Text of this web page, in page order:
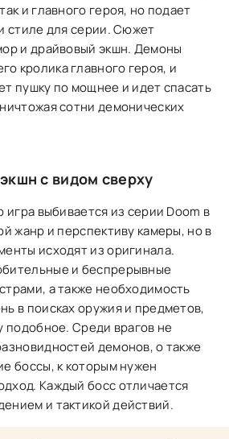
и главного героя, но подает
стиле для серии. Сюжет
и драйвовый экшн. Демоны
кролика главного героя, и
пушку по мощнее и идет спасать
сотни демонических
с видом сверху
игра выбивается из серии Doom в
жанр и перспективу камеры, но в
исходят из оригинала.
и беспрерывные
а также необходимость
в поисках оружия и предметов,
подобное. Среди врагов не
демонов, о также
боссы, к которым нужен
Каждый босс отличается
и тактикой действий.